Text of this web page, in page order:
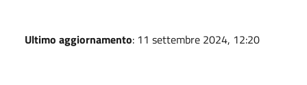
Ultimo aggiornamento: 11 settembre 2024, 12:20